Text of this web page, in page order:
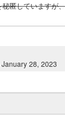
匿していますが
28, 2023